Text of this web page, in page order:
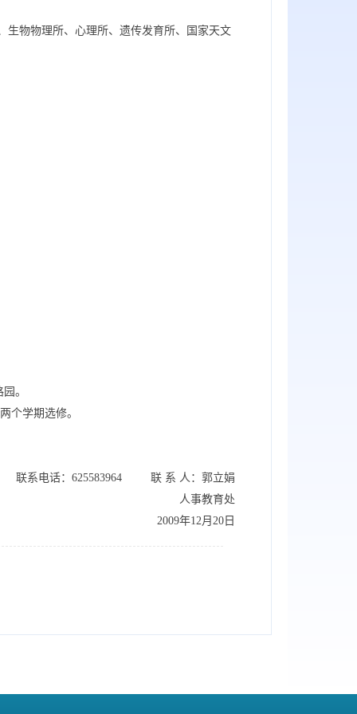
生物物理所、心理所、遗传发育所、国家天文
。
个学期选修。
联系电话：625583964 联 系 人：郭立娟
人事教育处
2009年12月20日